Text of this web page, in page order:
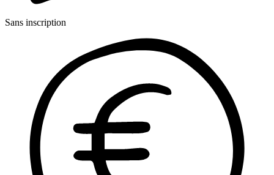
Sans inscription